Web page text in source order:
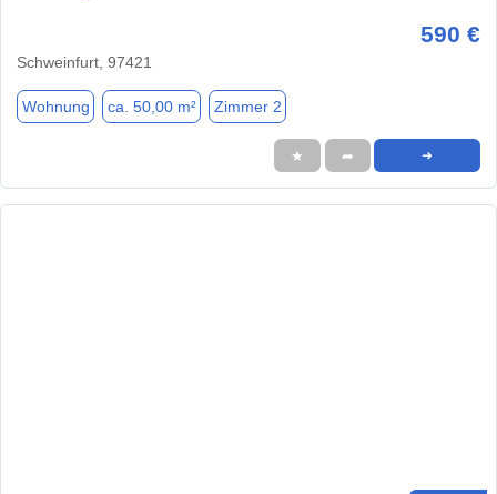
590 €
Schweinfurt, 97421
Wohnung ca. 50,00 m² Zimmer 2
★ ➦ ➜